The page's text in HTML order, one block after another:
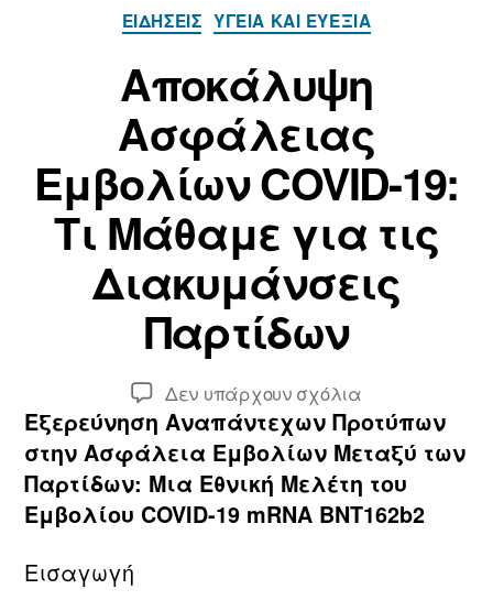
Κατηγορίες
ΕΙΔΉΣΕΙΣ ΥΓΕΊΑ ΚΑΙ ΕΥΕΞΊΑ
Αποκάλυψη
Ασφάλειας
Εμβολίων COVID-19:
Τι Μάθαμε για τις
Διακυμάνσεις
Παρτίδων
Συντάκτης
άρθρου
Α
ό
ο
/
η
ν
p
i
e
r
δημοσίευσης
1
3
Α
υ
γ
ο
ύ
τ
ο
υ
2
0
Δεν υπάρχουν σχόλιαστο
Αποκάλυψη
Ασφάλειας
Εμβολίων
COVID-
19:
Εξερεύνηση Αναπάντεχων Προτύπων
στην Ασφάλεια Εμβολίων Μεταξύ των
Παρτίδων: Μια Εθνική Μελέτη του
Εμβολίου COVID-19 mRNA BNT162b2
Εισαγωγή